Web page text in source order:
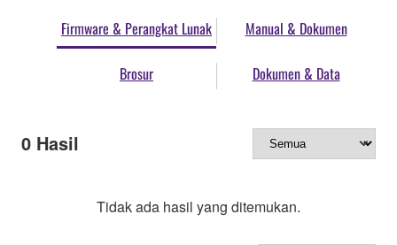
Firmware & Perangkat Lunak Manual & Dokumen
Brosur Dokumen & Data
0 Hasil
Tidak ada hasil yang ditemukan.